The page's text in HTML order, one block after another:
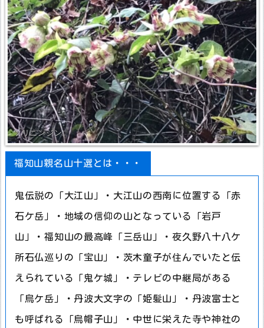
ツリニンジン。
福知山親名山十選とは・・・
鬼伝説の「大江山」・大江山の西南に位置する「赤
石ケ岳」・地域の信仰の山となっている「岩戸
山」・福知山の最高峰「三岳山」・夜久野八十八ケ
所石仏巡りの「宝山」・茨木童子が住んでいたと伝
えられている「鬼ケ城」・テレビの中継局がある
「烏ケ岳」・丹波大文字の「姫髪山」・丹波富士と
も呼ばれる「烏帽子山」・中世に栄えた寺や神社の